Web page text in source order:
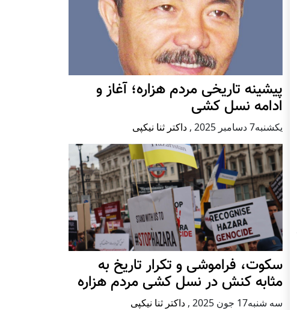
پيشينه تاريخی مردم هزاره؛ آغاز و
ادامه نسل کشی
يكشنبه7 دسامبر 2025 , داکتر ثنا نیکپی
سکوت، فراموشی و تکرار تاريخ به
مثابه کنش در نسل کشی مردم هزاره
سه شنبه17 جون 2025 , داکتر ثنا نیکپی